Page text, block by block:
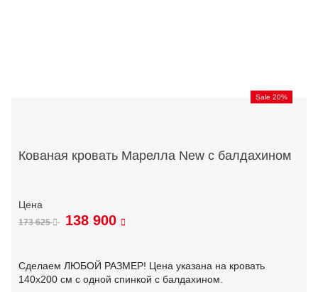
Sale 20%
Кованая кровать Марелла New с балдахином
173 625 138 900
Сделаем ЛЮБОЙ РАЗМЕР! Цена указана на кровать
140х200 см с одной спинкой с балдахином.